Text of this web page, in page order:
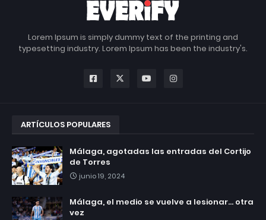
Lorem Ipsum is simply dummy text of the printing and
typesetting industry. Lorem Ipsum has been the industry's.
ARTÍCULOS POPULARES
Málaga, agotadas las entradas del Cortijo
de Torres
junio 19, 2024
Málaga, el medio se vuelve a lesionar... otra
vez